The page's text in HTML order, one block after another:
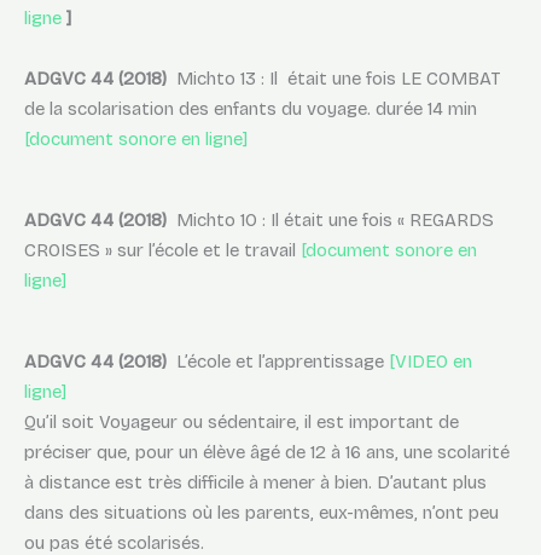
ligne ]
ADGVC 44 (2018) Michto 13 : Il était une fois LE COMBAT
de la scolarisation des enfants du voyage. durée 14 min
[document sonore en ligne]
ADGVC 44 (2018) Michto 10 : Il était une fois « REGARDS
CROISES » sur l’école et le travail [document sonore en
ligne]
ADGVC 44 (2018) L’école et l’apprentissage [VIDEO en
ligne]
Qu’il soit Voyageur ou sédentaire, il est important de
préciser que, pour un élève âgé de 12 à 16 ans, une scolarité
à distance est très difficile à mener à bien. D’autant plus
dans des situations où les parents, eux-mêmes, n’ont peu
ou pas été scolarisés.